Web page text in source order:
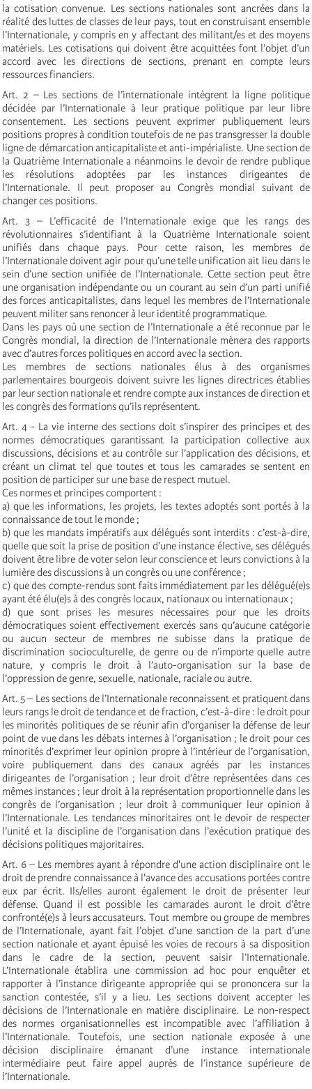
la cotisation convenue. Les sections nationales sont ancrées dans la
réalité des luttes de classes de leur pays, tout en construisant ensemble
l’Internationale, y compris en y affectant des militant/es et des moyens
matériels. Les cotisations qui doivent être acquittées font l’objet d’un
accord avec les directions de sections, prenant en compte leurs
ressources financiers.
Art. 2 – Les sections de l’internationale intègrent la ligne politique
décidée par l’Internationale à leur pratique politique par leur libre
consentement. Les sections peuvent exprimer publiquement leurs
positions propres à condition toutefois de ne pas transgresser la double
ligne de démarcation anticapitaliste et anti-impérialiste. Une section de
la Quatrième Internationale a néanmoins le devoir de rendre publique
les résolutions adoptées par les instances dirigeantes de
l’Internationale. Il peut proposer au Congrès mondial suivant de
changer ces positions.
Art. 3 – L’efficacité de l’Internationale exige que les rangs des
révolutionnaires s’identifiant à la Quatrième Internationale soient
unifiés dans chaque pays. Pour cette raison, les membres de
l’Internationale doivent agir pour qu’une telle unification ait lieu dans le
sein d’une section unifiée de l’Internationale. Cette section peut être
une organisation indépendante ou un courant au sein d’un parti unifié
des forces anticapitalistes, dans lequel les membres de l’Internationale
peuvent militer sans renoncer à leur identité programmatique.
Dans les pays où une section de l’Internationale a été reconnue par le
Congrès mondial, la direction de l’Internationale mènera des rapports
avec d’autres forces politiques en accord avec la section.
Les membres de sections nationales élus à des organismes
parlementaires bourgeois doivent suivre les lignes directrices établies
par leur section nationale et rendre compte aux instances de direction et
les congrès des formations qu’ils représentent.
Art. 4 - La vie interne des sections doit s’inspirer des principes et des
normes démocratiques garantissant la participation collective aux
discussions, décisions et au contrôle sur l’application des décisions, et
créant un climat tel que toutes et tous les camarades se sentent en
position de participer sur une base de respect mutuel.
Ces normes et principes comportent :
a) que les informations, les projets, les textes adoptés sont portés à la
connaissance de tout le monde ;
b) que les mandats impératifs aux délégués sont interdits : c’est-à-dire,
quelle que soit la prise de position d’une instance élective, ses délégués
doivent être libre de voter selon leur conscience et leurs convictions à la
lumière des discussions à un congrès ou une conférence ;
c) que des compte-rendus sont faits immédiatement par les délégué(e)s
ayant été élu(e)s à des congrès locaux, nationaux ou internationaux ;
d) que sont prises les mesures nécessaires pour que les droits
démocratiques soient effectivement exercés sans qu’aucune catégorie
ou aucun secteur de membres ne subisse dans la pratique de
discrimination socioculturelle, de genre ou de n’importe quelle autre
nature, y compris le droit à l’auto-organisation sur la base de
l’oppression de genre, sexuelle, nationale, raciale ou autre.
Art. 5 – Les sections de l’Internationale reconnaissent et pratiquent dans
leurs rangs le droit de tendance et de fraction, c’est-à-dire : le droit pour
les minorités politiques de se réunir afin d’organiser la défense de leur
point de vue dans les débats internes à l’organisation ; le droit pour ces
minorités d’exprimer leur opinion propre à l’intérieur de l’organisation,
voire publiquement dans des canaux agréés par les instances
dirigeantes de l’organisation ; leur droit d’être représentées dans ces
mêmes instances ; leur droit à la représentation proportionnelle dans les
congrès de l’organisation ; leur droit à communiquer leur opinion à
l’Internationale. Les tendances minoritaires ont le devoir de respecter
l’unité et la discipline de l’organisation dans l’exécution pratique des
décisions politiques majoritaires.
Art. 6 – Les membres ayant à répondre d'une action disciplinaire ont le
droit de prendre connaissance à l'avance des accusations portées contre
eux par écrit. Ils/elles auront également le droit de présenter leur
défense. Quand il est possible les camarades auront le droit d'être
confronté(e)s à leurs accusateurs. Tout membre ou groupe de membres
de l’Internationale, ayant fait l’objet d’une sanction de la part d’une
section nationale et ayant épuisé les voies de recours à sa disposition
dans le cadre de la section, peuvent saisir l’Internationale.
L’Internationale établira une commission ad hoc pour enquêter et
rapporter à l’instance dirigeante appropriée qui se prononcera sur la
sanction contestée, s’il y a lieu. Les sections doivent accepter les
décisions de l’Internationale en matière disciplinaire. Le non-respect
des normes organisationnelles est incompatible avec l’affiliation à
l’Internationale. Toutefois, une section nationale exposée à une
décision disciplinaire émanant d’une instance internationale
intermédiaire peut faire appel auprès de l’instance supérieure de
l’Internationale.